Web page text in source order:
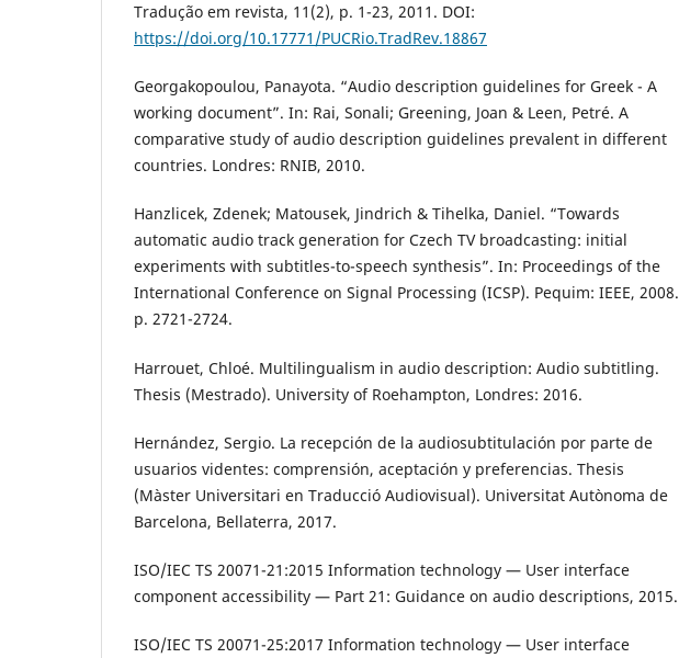
Tradução em revista, 11(2), p. 1-23, 2011. DOI:
https://doi.org/10.17771/PUCRio.TradRev.18867
Georgakopoulou, Panayota. “Audio description guidelines for Greek - A
working document”. In: Rai, Sonali; Greening, Joan & Leen, Petré. A
comparative study of audio description guidelines prevalent in different
countries. Londres: RNIB, 2010.
Hanzlicek, Zdenek; Matousek, Jindrich & Tihelka, Daniel. “Towards
automatic audio track generation for Czech TV broadcasting: initial
experiments with subtitles-to-speech synthesis”. In: Proceedings of the
International Conference on Signal Processing (ICSP). Pequim: IEEE, 2008.
p. 2721-2724.
Harrouet, Chloé. Multilingualism in audio description: Audio subtitling.
Thesis (Mestrado). University of Roehampton, Londres: 2016.
Hernández, Sergio. La recepción de la audiosubtitulación por parte de
usuarios videntes: comprensión, aceptación y preferencias. Thesis
(Màster Universitari en Traducció Audiovisual). Universitat Autònoma de
Barcelona, Bellaterra, 2017.
ISO/IEC TS 20071-21:2015 Information technology — User interface
component accessibility — Part 21: Guidance on audio descriptions, 2015.
ISO/IEC TS 20071-25:2017 Information technology — User interface